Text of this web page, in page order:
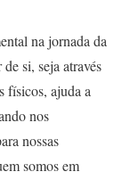
na jornada da
si, seja através
físicos, ajuda a
nos
nossas
somos em